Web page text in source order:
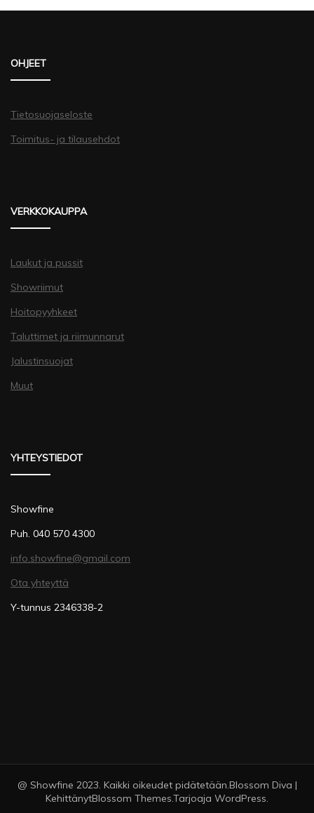
OHJEET
Tietosuojaseloste
Toimitus- ja tilausehdot
VERKKOKAUPPA
Laukut ja pussit
Showriimut
Hoitopyyhkeet
Taluttimet ja riimunnarut
Jalustinsuojat
Muut
YHTEYSTIEDOT
Showfine
Puh. 040 570 4300
info.showfine@gmail.com
Ota yhteyttä
Y-tunnus 2346338-2
@ Showfine 2023. Kaikki oikeudet pidätetään.Blossom Diva |
KehittänytBlossom Themes.Tarjoaja WordPress.